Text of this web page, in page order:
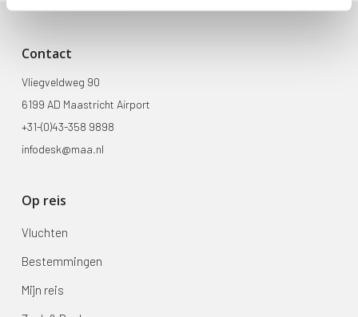
Contact
Vliegveldweg 90
6199 AD Maastricht Airport
+31-(0)43-358 9898
infodesk@maa.nl
Op reis
Vluchten
Bestemmingen
Mijn reis